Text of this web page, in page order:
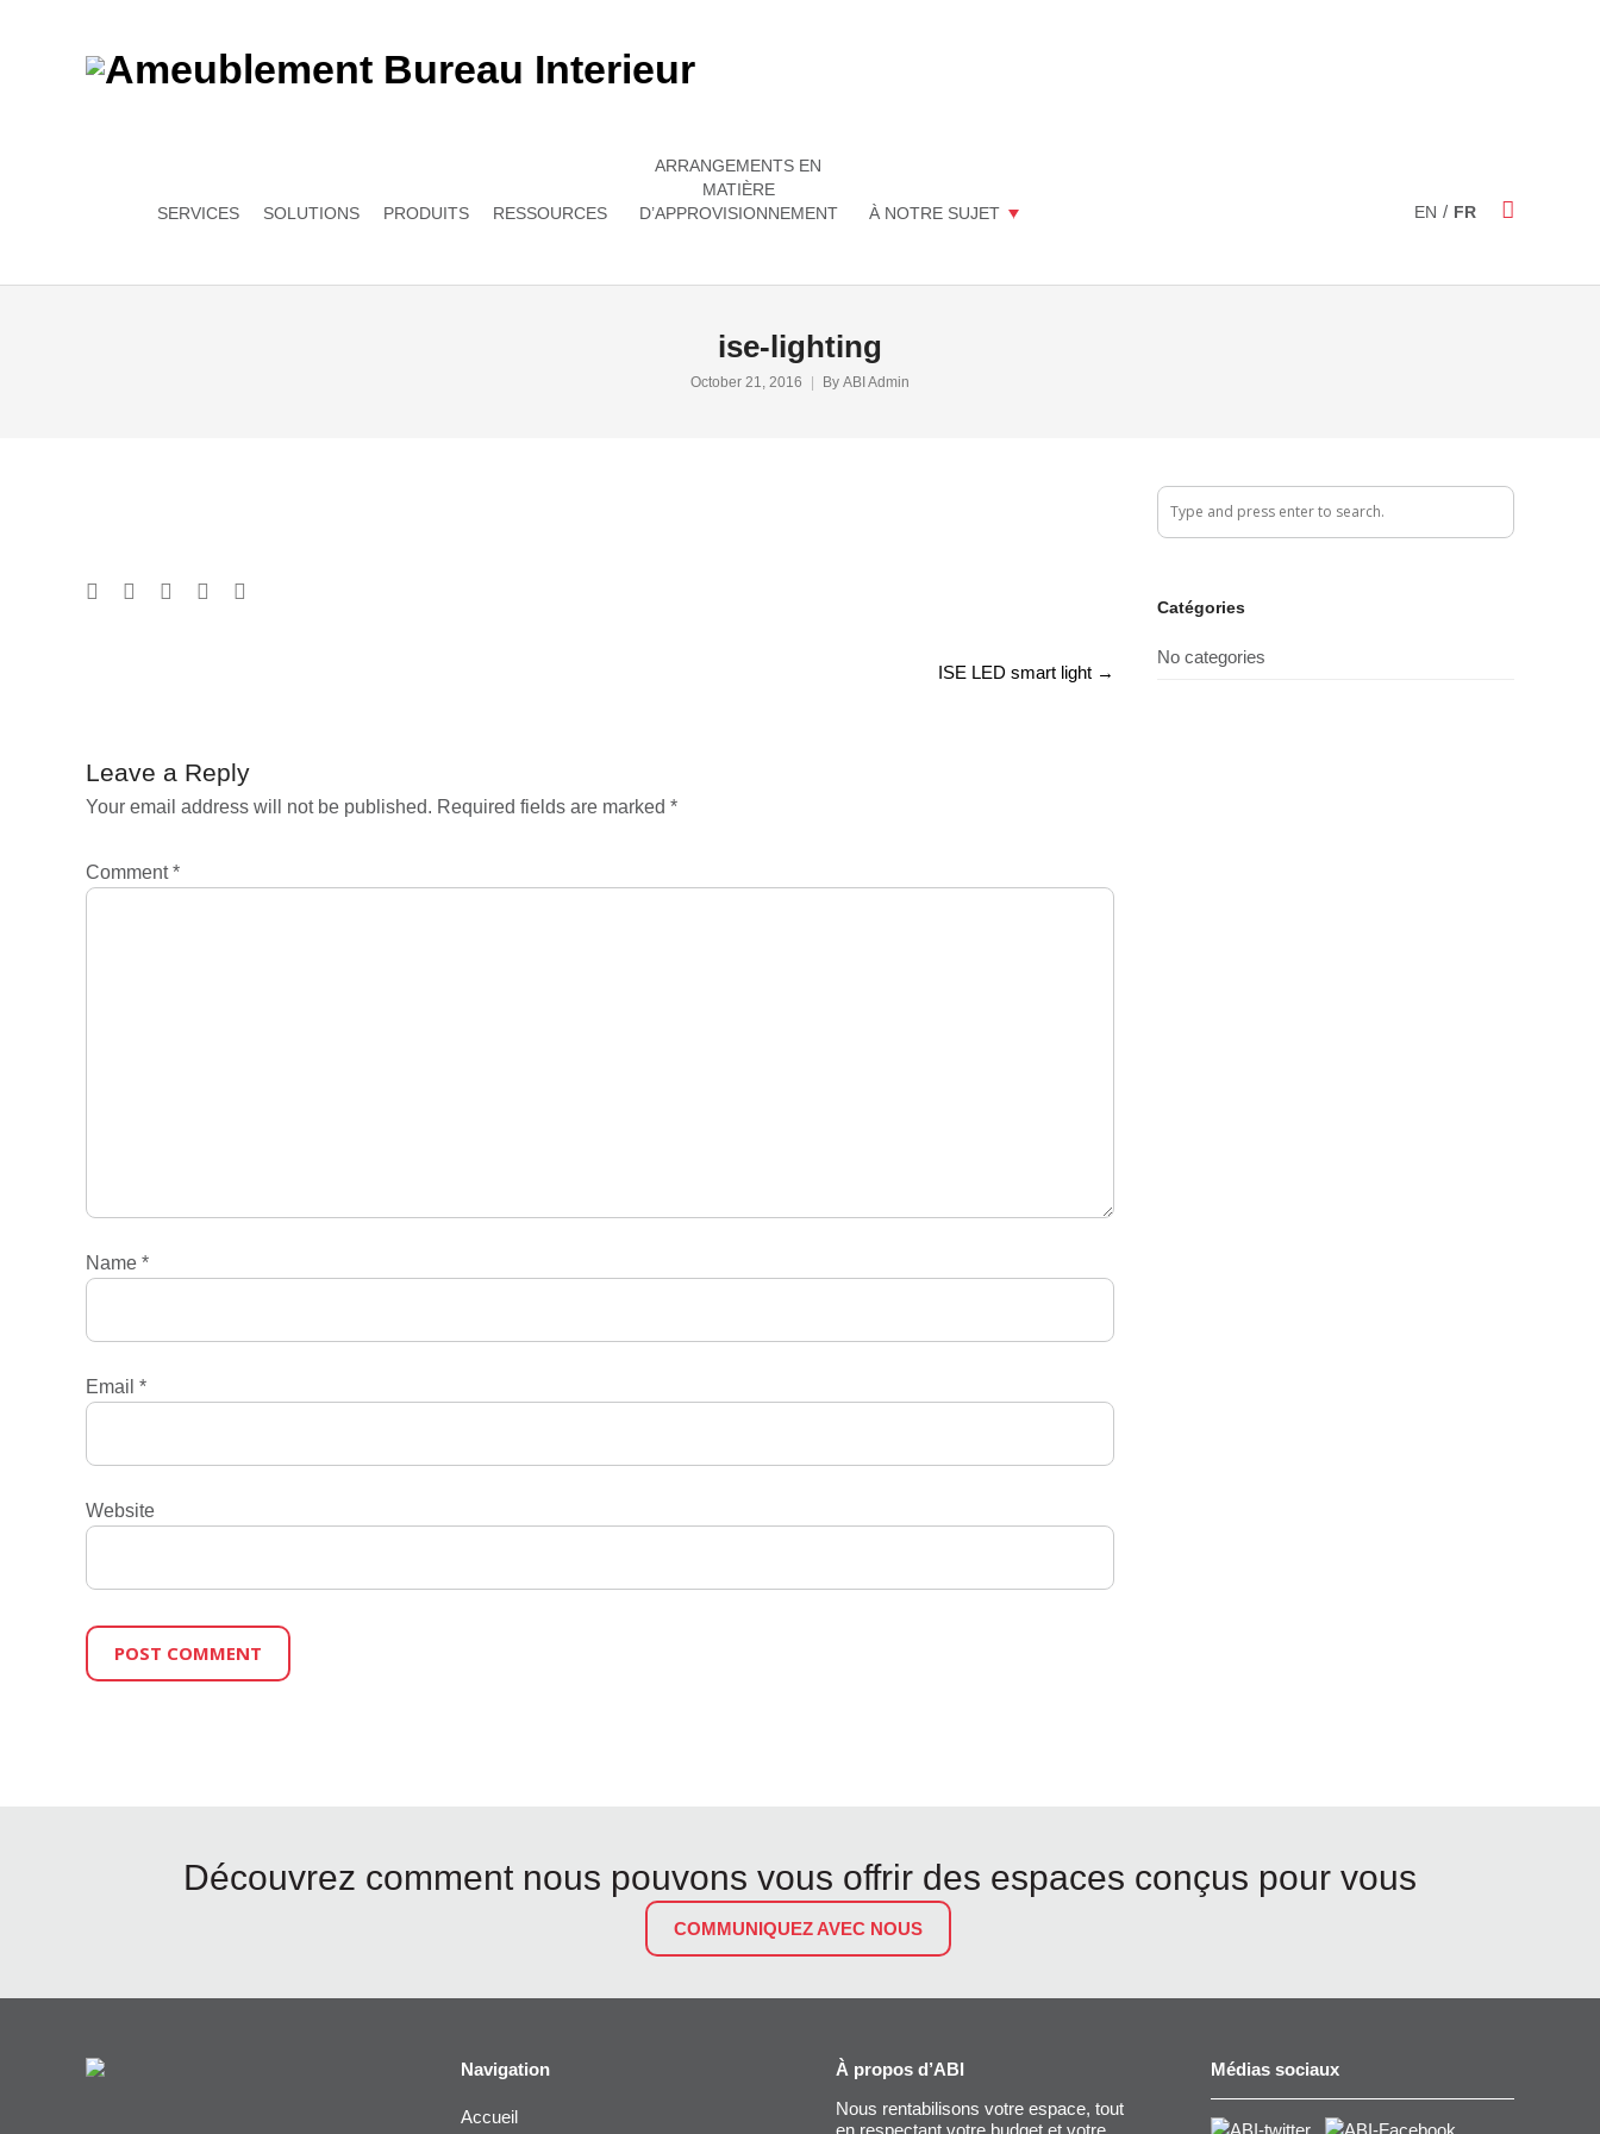
SERVICES SOLUTIONS PRODUITS RESSOURCES
ARRANGEMENTS EN
MATIÈRE
D’APPROVISIONNEMENT
À NOTRE SUJET EN / FR
ise-lighting
October 21, 2016 By ABI Admin
ISE LED smart light →
Leave a Reply
Your email address will not be published. Required fields are marked *
Comment*
Name *
Email *
Website
Catégories
No categories
Découvrez comment nous pouvons vous offrir des espaces conçus pour vous
COMMUNIQUEZ AVEC NOUS
Navigation
Accueil
À propos d’ABI
Nous rentabilisons votre espace, tout
en respectant votre budget et votre
Médias sociaux